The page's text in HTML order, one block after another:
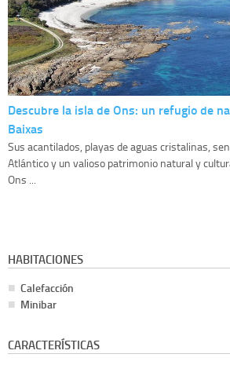
Descubre la isla de Ons: un refugio de
Baixas
Sus acantilados, playas de aguas cristalinas,
Atlántico y un valioso patrimonio natural y
Ons ...
HABITACIONES
Calefacción
Minibar
CARACTERÍSTICAS